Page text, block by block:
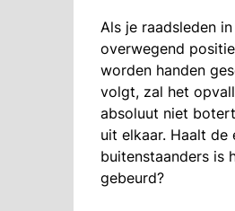
Als je raadsleden
overwegend
worden handen
volgt, zal het
absoluut niet
uit elkaar. Haalt
buitenstaanders is
gebeurd?